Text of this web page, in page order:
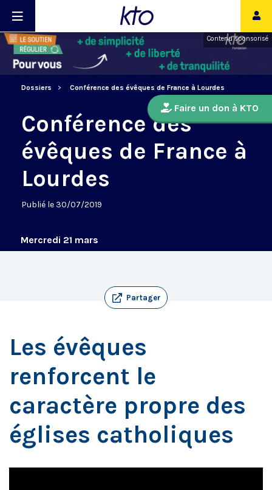
Contenu sponsorisé
Dossiers Conférence des évêques de France à Lourdes
Faire un don à KTO
Conférence des
évêques de France à
Lourdes
Publié le 30/07/2019
Mercredi 21 mars
Partager
Les évêques
renforcent le
caractère propre des
églises catholiques